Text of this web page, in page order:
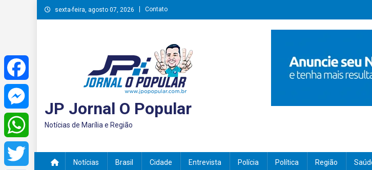
Skip
to
sexta-feira, agosto 07, 2026 Contato
JP Jornal O Popular
Notícias de Marília e Região
Notícias Brasil Cidade Entrevista Polícia Política Região
Facebook
Messenger
WhatsApp